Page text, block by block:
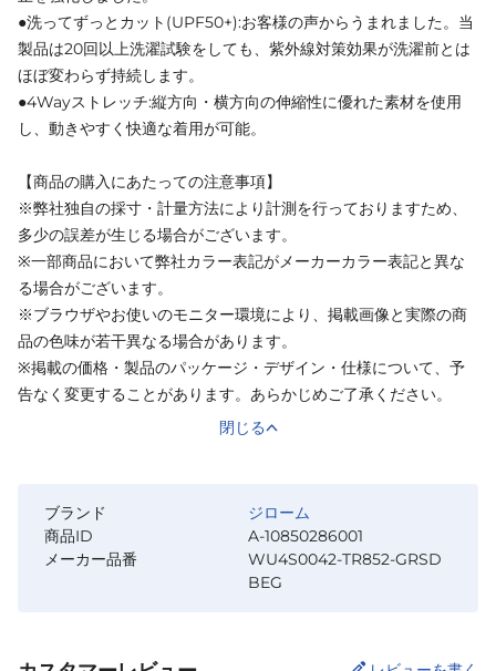
●洗ってずっとカット(UPF50+):お客様の声からうまれました。当
製品は20回以上洗濯試験をしても、紫外線対策効果が洗濯前とは
ほぼ変わらず持続します。
●4Wayストレッチ:縦方向・横方向の伸縮性に優れた素材を使用
し、動きやすく快適な着用が可能。
【商品の購入にあたっての注意事項】
※弊社独自の採寸・計量方法により計測を行っておりますため、
多少の誤差が生じる場合がございます。
※一部商品において弊社カラー表記がメーカーカラー表記と異な
る場合がございます。
※ブラウザやお使いのモニター環境により、掲載画像と実際の商
品の色味が若干異なる場合があります。
※掲載の価格・製品のパッケージ・デザイン・仕様について、予
告なく変更することがあります。あらかじめご了承ください。
閉じる
ブランド
ジローム
商品ID
A-10850286001
メーカー品番
WU4S0042-TR852-GRSD
BEG